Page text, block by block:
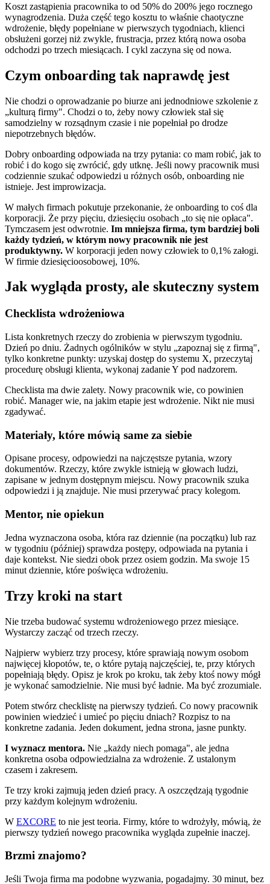
Koszt zastąpienia pracownika to od 50% do 200% jego rocznego
wynagrodzenia. Duża część tego kosztu to właśnie chaotyczne
wdrożenie, błędy popełniane w pierwszych tygodniach, klienci
obsłużeni gorzej niż zwykle, frustracja, przez którą nowa osoba
odchodzi po trzech miesiącach. I cykl zaczyna się od nowa.
Czym onboarding tak naprawdę jest
Nie chodzi o oprowadzanie po biurze ani jednodniowe szkolenie z
„kulturą firmy". Chodzi o to, żeby nowy człowiek stał się
samodzielny w rozsądnym czasie i nie popełniał po drodze
niepotrzebnych błędów.
Dobry onboarding odpowiada na trzy pytania: co mam robić, jak to
robić i do kogo się zwrócić, gdy utknę. Jeśli nowy pracownik musi
codziennie szukać odpowiedzi u różnych osób, onboarding nie
istnieje. Jest improwizacja.
W małych firmach pokutuje przekonanie, że onboarding to coś dla
korporacji. Że przy pięciu, dziesięciu osobach „to się nie opłaca".
Tymczasem jest odwrotnie. Im mniejsza firma, tym bardziej boli
każdy tydzień, w którym nowy pracownik nie jest
produktywny. W korporacji jeden nowy człowiek to 0,1% załogi.
W firmie dziesięcioosobowej, 10%.
Jak wygląda prosty, ale skuteczny system
Checklista wdrożeniowa
Lista konkretnych rzeczy do zrobienia w pierwszym tygodniu.
Dzień po dniu. Żadnych ogólników w stylu „zapoznaj się z firmą",
tylko konkretne punkty: uzyskaj dostęp do systemu X, przeczytaj
procedurę obsługi klienta, wykonaj zadanie Y pod nadzorem.
Checklista ma dwie zalety. Nowy pracownik wie, co powinien
robić. Manager wie, na jakim etapie jest wdrożenie. Nikt nie musi
zgadywać.
Materiały, które mówią same za siebie
Opisane procesy, odpowiedzi na najczęstsze pytania, wzory
dokumentów. Rzeczy, które zwykle istnieją w głowach ludzi,
zapisane w jednym dostępnym miejscu. Nowy pracownik szuka
odpowiedzi i ją znajduje. Nie musi przerywać pracy kolegom.
Mentor, nie opiekun
Jedna wyznaczona osoba, która raz dziennie (na początku) lub raz
w tygodniu (później) sprawdza postępy, odpowiada na pytania i
daje kontekst. Nie siedzi obok przez osiem godzin. Ma swoje 15
minut dziennie, które poświęca wdrożeniu.
Trzy kroki na start
Nie trzeba budować systemu wdrożeniowego przez miesiące.
Wystarczy zacząć od trzech rzeczy.
Najpierw wybierz trzy procesy, które sprawiają nowym osobom
najwięcej kłopotów, te, o które pytają najczęściej, te, przy których
popełniają błędy. Opisz je krok po kroku, tak żeby ktoś nowy mógł
je wykonać samodzielnie. Nie musi być ładnie. Ma być zrozumiale.
Potem stwórz checklistę na pierwszy tydzień. Co nowy pracownik
powinien wiedzieć i umieć po pięciu dniach? Rozpisz to na
konkretne zadania. Jeden dokument, jedna strona, jasne punkty.
I wyznacz mentora. Nie „każdy niech pomaga", ale jedna
konkretna osoba odpowiedzialna za wdrożenie. Z ustalonym
czasem i zakresem.
Te trzy kroki zajmują jeden dzień pracy. A oszczędzają tygodnie
przy każdym kolejnym wdrożeniu.
W EXCORE to nie jest teoria. Firmy, które to wdrożyły, mówią, że
pierwszy tydzień nowego pracownika wygląda zupełnie inaczej.
Brzmi znajomo?
Jeśli Twoja firma ma podobne wyzwania, pogadajmy. 30 minut, bez